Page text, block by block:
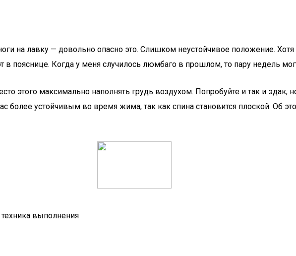
на лавку — довольно опасно это. Слишком неустойчивое положение.
в пояснице. Когда у меня случилось люмбаго в прошлом, то пару недель
этого максимально наполнять грудь воздухом. Попробуйте и так и эдак,
более устойчивым во время жима, так как спина становится плоской. Об
выполнения